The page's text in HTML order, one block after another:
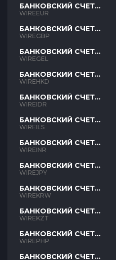
БАНКОВСКИЙ СЧЕТ
EUR
WIREEUR
БАНКОВСКИЙ СЧЕТ
GBP
WIREGBP
БАНКОВСКИЙ СЧЕТ
GEL
WIREGEL
БАНКОВСКИЙ СЧЕТ
HKD
WIREHKD
БАНКОВСКИЙ СЧЕТ
IDR
WIREIDR
БАНКОВСКИЙ СЧЕТ
ILS
WIREILS
БАНКОВСКИЙ СЧЕТ
INR
WIREINR
БАНКОВСКИЙ СЧЕТ
JPY
WIREJPY
БАНКОВСКИЙ СЧЕТ
KRW
WIREKRW
БАНКОВСКИЙ СЧЕТ
KZT
WIREKZT
БАНКОВСКИЙ СЧЕТ
PHP
WIREPHP
БАНКОВСКИЙ СЧЕТ